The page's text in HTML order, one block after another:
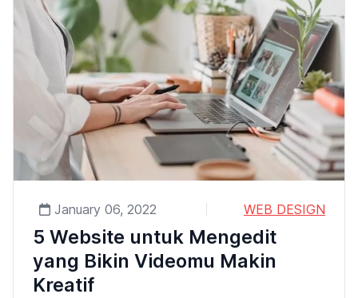
January 06, 2022 WEB DESIGN
5 Website untuk Mengedit
yang Bikin Videomu Makin
Kreatif